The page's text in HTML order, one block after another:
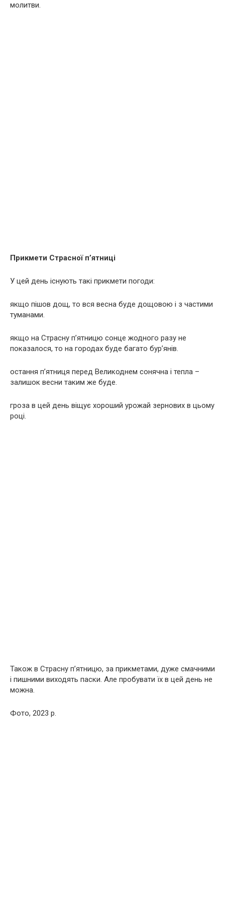
молитви.
Прикмети Страсної п’ятниці
У цей день існують такі прикмети погоди:
якщо пішов дощ, то вся весна буде дощовою і з частими
туманами.
якщо на Страсну п’ятницю сонце жодного разу не
показалося, то на городах буде багато бур’янів.
остання п’ятниця перед Великоднем сонячна і тепла –
залишок весни таким же буде.
гроза в цей день віщує хороший урожай зернових в цьому
році.
Також в Страсну п’ятницю, за прикметами, дуже смачними
і пишними виходять паски. Але пробувати їх в цей день не
можна.
Фото, 2023 р.